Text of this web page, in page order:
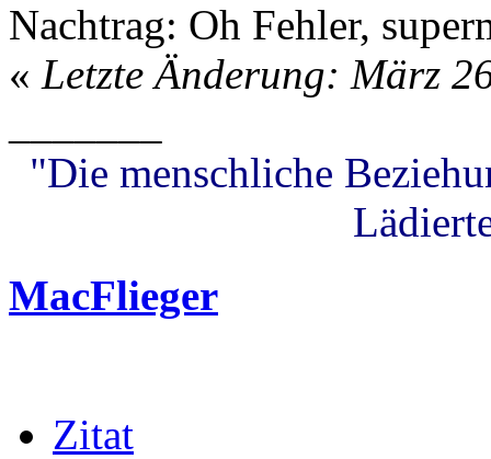
Nachtrag: Oh Fehler,
« Letzte Änderung: März
"Die menschliche
MacFlieger
Zitat